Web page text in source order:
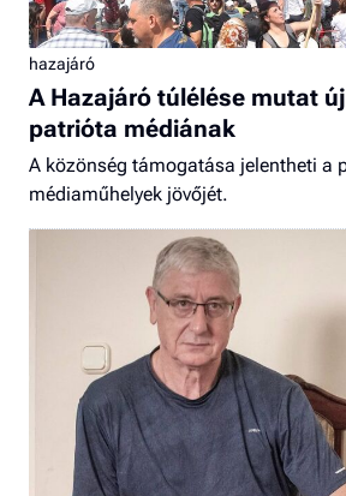
hazajáró
A Hazajáró túlélése mutat
patrióta médiának
A közönség támogatása jelentheti a
médiaműhelyek jövőjét.